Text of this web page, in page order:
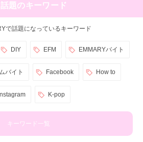
話題のキーワード
で話題になっているキーワード
DIY EFM EMMARYバイト
バイト Facebook How to
Instagram K-pop
キーワード一覧